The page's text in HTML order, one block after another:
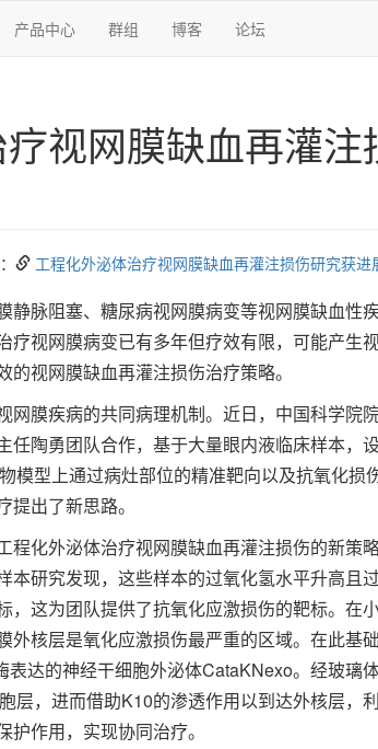
产品中心 群组 博客 论坛
视网膜缺血再灌注
工程化外泌体治疗视网膜缺血再灌注损伤研究获进
脉阻塞、糖尿病视网膜病变等视网膜缺血性
疗视网膜病变已有多年但疗效有限，可能产生
视网膜缺血再灌注损伤治疗策略。
膜疾病的共同病理机制。近日，中国科学院
任陶勇团队合作，基于大量眼内液临床样本，
模型上通过病灶部位的精准靶向以及抗氧化损
出了新思路。
化外泌体治疗视网膜缺血再灌注损伤的新策
研究发现，这些样本的过氧化氢水平升高且
，这为团队提供了抗氧化应激损伤的靶标。在
外核层是氧化应激损伤最严重的区域。在此基
达的神经干细胞外泌体CataKNexo。经玻璃体
层，进而借助K10的渗透作用以到达外核层，
作用，实现协同治疗。